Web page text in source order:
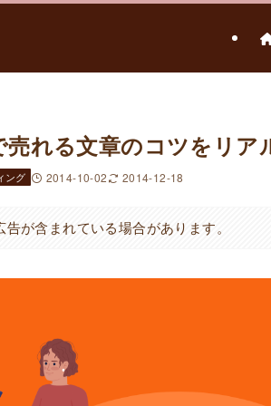
れる文章のコツをリア
ング 2014-10-02 2014-12-18
が含まれている場合があります。